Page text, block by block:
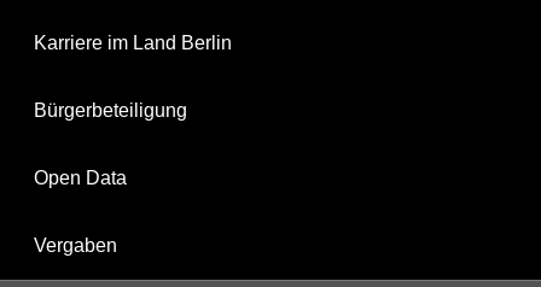
Karriere im Land Berlin
Bürgerbeteiligung
Open Data
Vergaben